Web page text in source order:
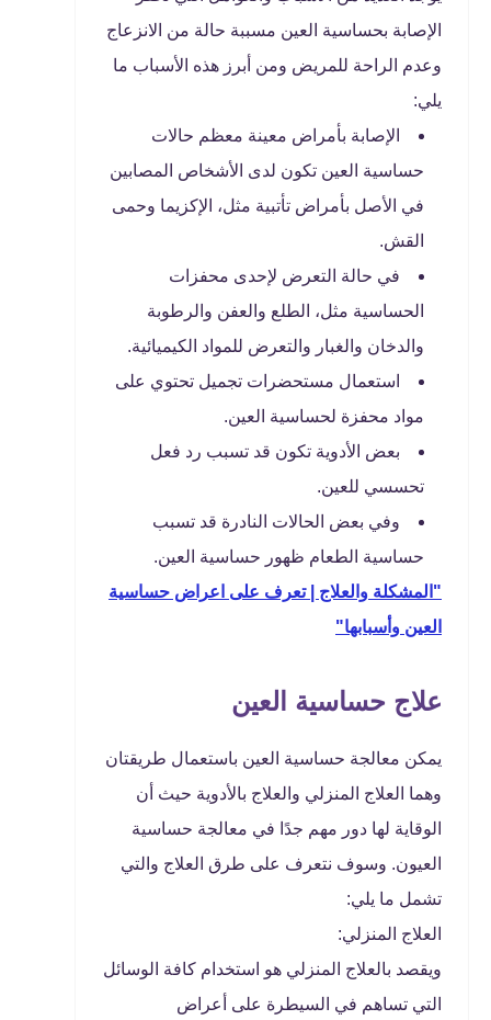
الإصابة بحساسية العين مسببة حالة من الانزعاج
وعدم الراحة للمريض ومن أبرز هذه الأسباب ما
يلي:
الإصابة بأمراض معينة معظم حالات
حساسية العين تكون لدى الأشخاص المصابين
في الأصل بأمراض تأتبية مثل، الإكزيما وحمى
القش.
في حالة التعرض لإحدى محفزات
الحساسية مثل، الطلع والعفن والرطوبة
والدخان والغبار والتعرض للمواد الكيميائية.
استعمال مستحضرات تجميل تحتوي على
مواد محفزة لحساسية العين.
بعض الأدوية تكون قد تسبب رد فعل
تحسسي للعين.
وفي بعض الحالات النادرة قد تسبب
حساسية الطعام ظهور حساسية العين.
"المشكلة والعلاج | تعرف على اعراض حساسية
العين وأسبابها"
علاج حساسية العين
يمكن معالجة حساسية العين باستعمال طريقتان
وهما العلاج المنزلي والعلاج بالأدوية حيث أن
الوقاية لها دور مهم جدًا في معالجة حساسية
العيون. وسوف نتعرف على طرق العلاج والتي
تشمل ما يلي:
العلاج المنزلي:
ويقصد بالعلاج المنزلي هو استخدام كافة الوسائل
التي تساهم في السيطرة على أعراض